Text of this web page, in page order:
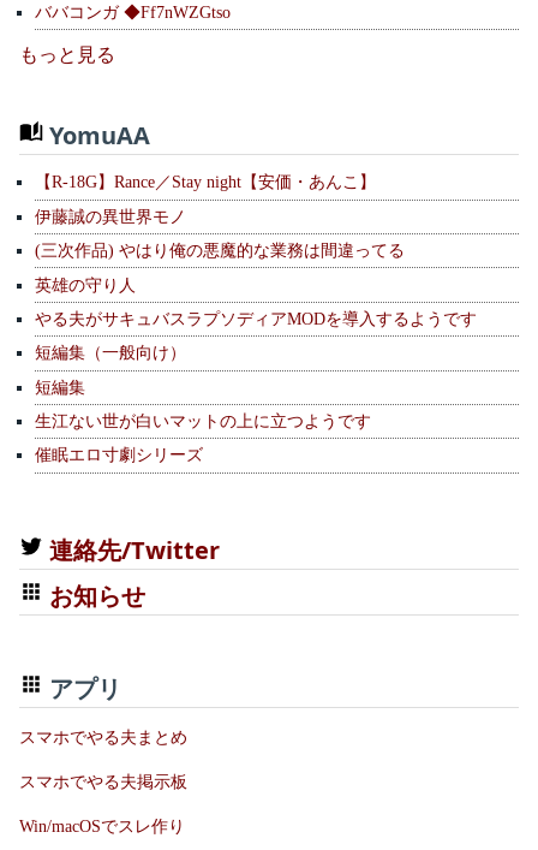
ババコンガ ◆Ff7nWZGtso
もっと見る
YomuAA
【R-18G】Rance／Stay night【安価・あんこ】
伊藤誠の異世界モノ
(三次作品) やはり俺の悪魔的な業務は間違ってる
英雄の守り人
やる夫がサキュバスラプソディアMODを導入するようです
短編集（一般向け）
短編集
生江ない世が白いマットの上に立つようです
催眠エロ寸劇シリーズ
連絡先/Twitter
お知らせ
アプリ
スマホでやる夫まとめ
スマホでやる夫掲示板
Win/macOSでスレ作り